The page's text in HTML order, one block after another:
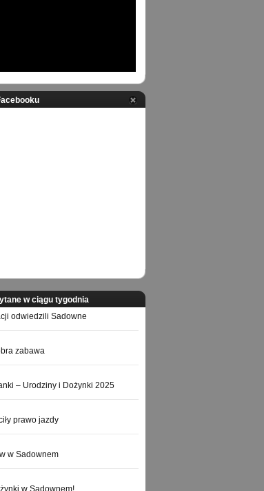
w ciągu tygodnia
odwiedzili Sadowne
zabawa
– Urodziny i Dożynki 2025
prawo jazdy
w Sadownem
w Sadownem!